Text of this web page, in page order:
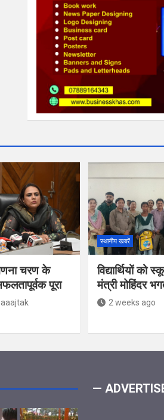
चरण के
पूरा
स्थानीय खबरें
विद्यार्थियों को
मंत्री मोहिंदर
2 weeks ago
—